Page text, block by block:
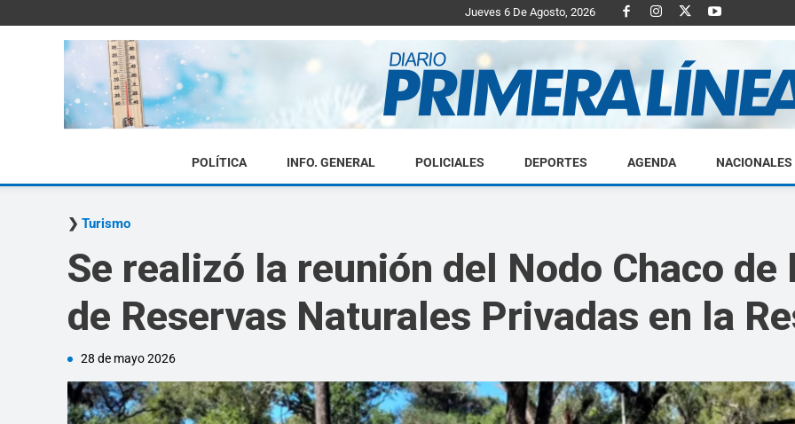
Jueves 6 De Agosto, 2026
Diario
Linea
POLÍTICA INFO. GENERAL POLICIALES DEPORTES AGENDA NACIONALES
Turismo
Se realizó la reunión del Nodo Chaco
de Reservas Naturales Privadas en la
28 de mayo 2026